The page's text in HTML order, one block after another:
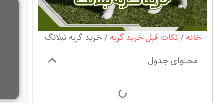
خانه نکات قبل خرید گربه خرید گربه نبلانگ
محتوای جدول